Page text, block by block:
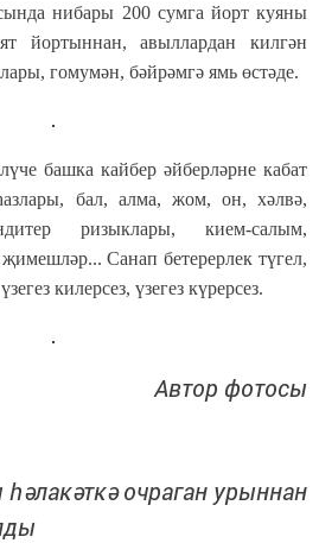
нибары 200 сумга йорт куяны
йортыннан, авыллардан килгән
гомумән, бәйрәмгә ямь өстәде.
башка кайбер әйберләрне кабат
бал, алма, жом, он, хәлвә,
ризыклары, кием-салым,
Санап бетерерлек түгел,
килерсез, үзегез күрерсез.
Автор фотосы
очраган урыннан